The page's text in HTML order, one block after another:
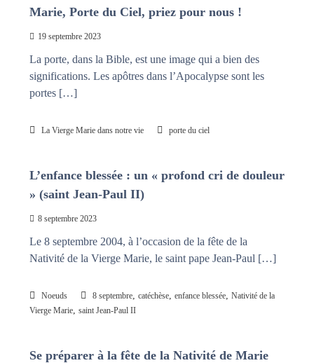
Marie, Porte du Ciel, priez pour nous !
19 septembre 2023
La porte, dans la Bible, est une image qui a bien des
significations. Les apôtres dans l’Apocalypse sont les
portes […]
La Vierge Marie dans notre vie porte du ciel
L’enfance blessée : un « profond cri de douleur
» (saint Jean-Paul II)
8 septembre 2023
Le 8 septembre 2004, à l’occasion de la fête de la
Nativité de la Vierge Marie, le saint pape Jean-Paul […]
Noeuds 8 septembre, catéchèse, enfance blessée, Nativité de la
Vierge Marie, saint Jean-Paul II
Se préparer à la fête de la Nativité de Marie